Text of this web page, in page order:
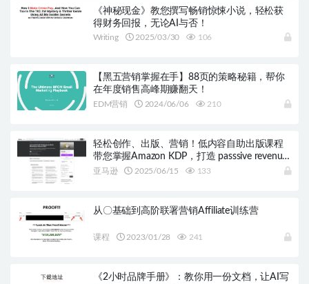
《神秘现金》教您撰写畅销惊悚小说，轻松获
得财务回报，无论AI与否！
Writing 2025/03/30 106
【黑五营销掌握在手】88页的策略秘籍，帮你
在年度销售高峰期赚翻天！
EDM营销 2024/06/06 210
轻松创作、出版、营销！低内容自助出版课程
带您掌握Amazon KDP，打造 passsive revenue
流！
亚马逊 2025/06/15 133
从〇基础到高阶联署营销Affiliate训练营
课程 2023/01/28 241
《2小时品牌手册》：教你用一份文档，让AI写